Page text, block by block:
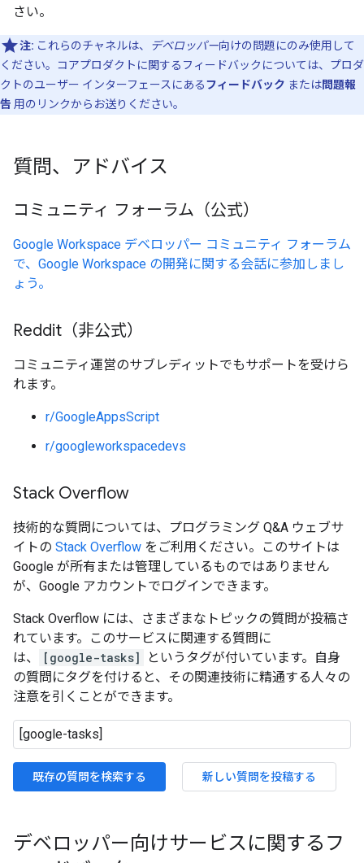
さい。
注: これらのチャネルは、 デベロッパー向けの問題にのみ使用して
ください。コアプロダクトに関するフィードバックについては、プロダ
クトのユーザー インターフェースにあるフィードバック または問題報
告 用のリンクからお送りください。
質問、アドバイス
コミュニティ フォーラム（公式）
Google Workspace デベロッパー コミュニティ フォーラム
で、Google Workspace の開発に関する会話に参加しまし
ょう。
Reddit（非公式）
コミュニティ運営のサブレディットでもサポートを受けら
れます。
r/GoogleAppsScript
r/googleworkspacedevs
Stack Overflow
技術的な質問については、プログラミング Q&A ウェブサ
イトの Stack Overflow をご利用ください。このサイトは
Google が所有または管理しているものではありません
が、Google アカウントでログインできます。
Stack Overflow には、さまざまなトピックの質問が投稿さ
れています。このサービスに関連する質問に
は、
[google-tasks]
というタグが付いています。自身
の質問にタグを付けると、その関連技術に精通する人々の
注意を引くことができます。
既存の質問を検索する 新しい質問を投稿する
デベロッパー向けサービスに関するフ